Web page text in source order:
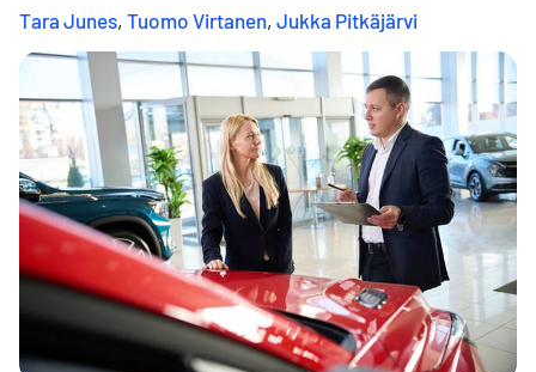
Tara Junes, Tuomo Virtanen, Jukka Pitkäjärvi